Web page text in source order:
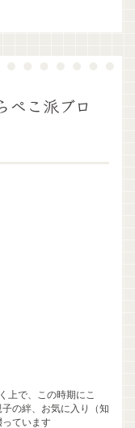
ぺこ派ブロ
上で、この時期にこ
の絆、お気に入り（知
っています